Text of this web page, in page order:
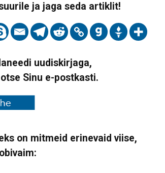
ja jaga seda artiklit!
uudiskirjaga,
Sinu e-postkasti.
on mitmeid erinevaid viise,